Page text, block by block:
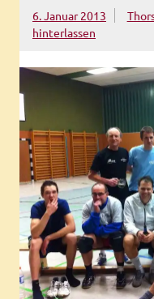
6. Januar 2013
hinterlassen